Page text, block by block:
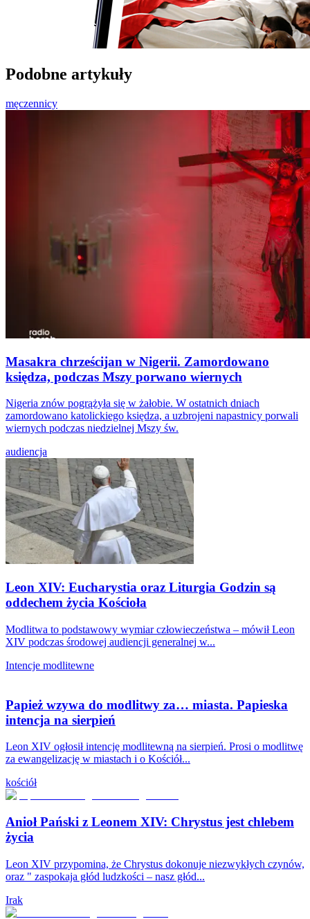
Podobne artykuły
męczennicy
Masakra chrześcijan w Nigerii. Zamordowano
księdza, podczas Mszy porwano wiernych
Nigeria znów pogrążyła się w żałobie. W ostatnich dniach
zamordowano katolickiego księdza, a uzbrojeni napastnicy porwali
wiernych podczas niedzielnej Mszy św.
audiencja
Leon XIV: Eucharystia oraz Liturgia Godzin są
oddechem życia Kościoła
Modlitwa to podstawowy wymiar człowieczeństwa – mówił Leon
XIV podczas środowej audiencji generalnej w...
Intencje modlitewne
Papież wzywa do modlitwy za… miasta. Papieska
intencja na sierpień
Leon XIV ogłosił intencję modlitewną na sierpień. Prosi o modlitwę
za ewangelizację w miastach i o Kościół...
kościół
Anioł Pański z Leonem XIV: Chrystus jest chlebem
życia
Leon XIV przypomina, że Chrystus dokonuje niezwykłych czynów,
oraz " zaspokaja głód ludzkości – nasz głód...
Irak